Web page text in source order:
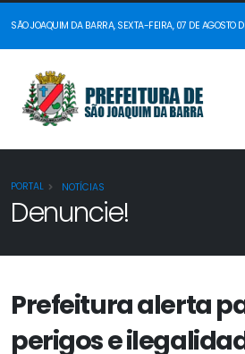
SÃO JOAQUIM DA BARRA, SEXTA-FEIRA, 07 DE AGOSTO
PORTAL NOTÍCIAS
Denuncie!
Prefeitura alerta
perigos e